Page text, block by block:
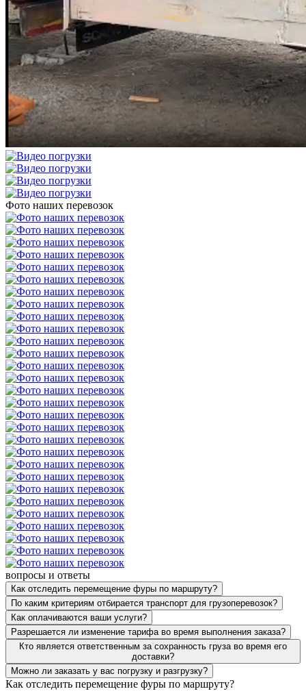
Фото наших перевозок
вопросы и ответы
Как отследить перемещение фуры по маршруту?
По каким критериям отбирается транспорт для грузоперевозок?
Как оплачиваются ваши услуги?
Разрешается ли изменение тарифа во время выполнения заказа?
Кто является ответственным за сохранность груза во время его
доставки?
Можно ли заказать у вас погрузку и разгрузку?
Как отследить перемещение фуры по маршруту?